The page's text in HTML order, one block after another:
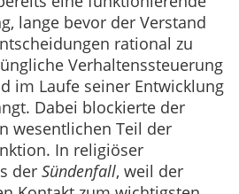
lange bevor der Verstand
rational zu
Verhaltenssteuerung
im Laufe seiner Entwicklung
Dabei blockierte der
wesentlichen Teil der
In religiöser
der Sündenfall, weil der